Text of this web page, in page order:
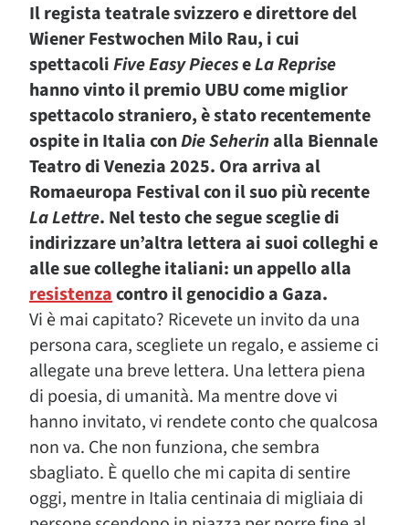
Il regista teatrale svizzero e direttore del
Wiener Festwochen Milo Rau, i cui
spettacoliFive Easy PieceseLa Reprise
hanno vinto il premio UBU come miglior
spettacolo straniero, è stato recentemente
ospite in Italia conDie Seherinalla Biennale
Teatro di Venezia 2025. Ora arriva al
Romaeuropa Festival con il suo più recente
La Lettre. Nel testo che segue sceglie di
indirizzare un’altra lettera ai suoi colleghi e
alle sue colleghe italiani: un appello alla
resistenzacontro il genocidio a Gaza.
Vi è mai capitato? Ricevete un invito da una
persona cara, scegliete un regalo, e assieme ci
allegate una breve lettera. Una lettera piena
di poesia, di umanità. Ma mentre dove vi
hanno invitato, vi rendete conto che qualcosa
non va. Che non funziona, che sembra
sbagliato. È quello che mi capita di sentire
oggi, mentre in Italia centinaia di migliaia di